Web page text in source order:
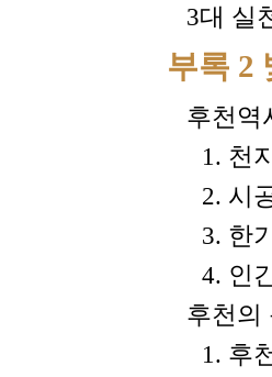
3대 실
부록 2
후천역
1. 천
2. 시
3. 한
4. 인
후천의
1. 후